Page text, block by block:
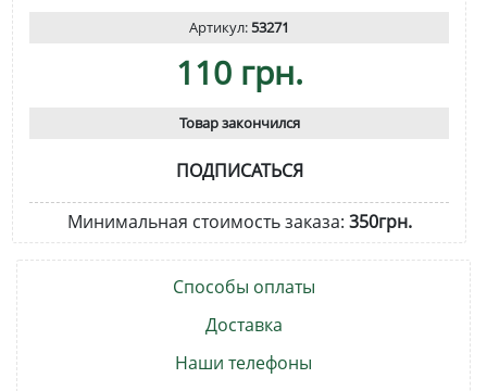
Артикул:53271
110 грн.
Товар закончился
ПОДПИСАТЬСЯ
Минимальная стоимость заказа: 350грн.
Способы оплаты
Доставка
Наши телефоны